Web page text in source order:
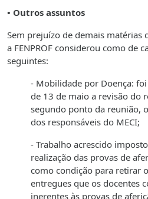
• Outros assuntos
Sem prejuízo de demais matérias
a FENPROF considerou como de
seguintes:
- Mobilidade por Doença:
de 13 de maio a revisão do
segundo ponto da reunião,
dos responsáveis do MECI;
- Trabalho acrescido
realização das provas de
como condição para retirar
entregues que os docentes
inerentes às provas de